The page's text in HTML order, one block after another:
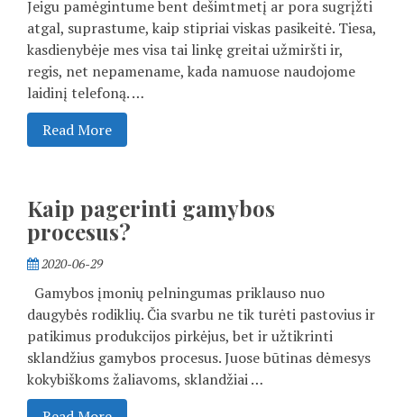
Jeigu pamėgintume bent dešimtmetį ar pora sugrįžti
atgal, suprastume, kaip stipriai viskas pasikeitė. Tiesa,
kasdienybėje mes visa tai linkę greitai užmiršti ir,
regis, net nepamename, kada namuose naudojome
laidinį telefoną. …
Read More
Kaip pagerinti gamybos
procesus?
2020-06-29
Gamybos įmonių pelningumas priklauso nuo
daugybės rodiklių. Čia svarbu ne tik turėti pastovius ir
patikimus produkcijos pirkėjus, bet ir užtikrinti
sklandžius gamybos procesus. Juose būtinas dėmesys
kokybiškoms žaliavoms, sklandžiai …